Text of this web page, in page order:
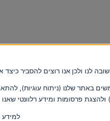
לנו ולכן אנו רוצים להסביר
באתר שלנו (ניתוח עוגיות),
ולהצגת פרסומות ומידע רלוונטי